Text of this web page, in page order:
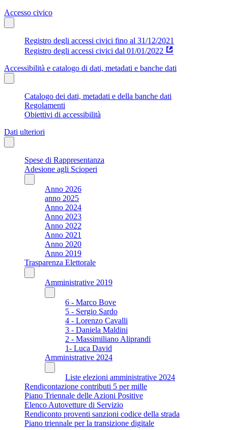
Accesso civico
Registro degli accessi civici fino al 31/12/2021
Registro degli accessi civici dal 01/01/2022
Accessibilità e catalogo di dati, metadati e banche dati
Catalogo dei dati, metadati e della banche dati
Regolamenti
Obiettivi di accessibilità
Dati ulteriori
Spese di Rappresentanza
Adesione agli Scioperi
Anno 2026
anno 2025
Anno 2024
Anno 2023
Anno 2022
Anno 2021
Anno 2020
Anno 2019
Trasparenza Elettorale
Amministrative 2019
6 - Marco Bove
5 - Sergio Sardo
4 - Lorenzo Cavalli
3 - Daniela Maldini
2 - Massimiliano Aliprandi
1- Luca David
Amministrative 2024
Liste elezioni amministrative 2024
Rendicontazione contributi 5 per mille
Piano Triennale delle Azioni Positive
Elenco Autovetture di Servizio
Rendiconto proventi sanzioni codice della strada
Piano triennale per la transizione digitale